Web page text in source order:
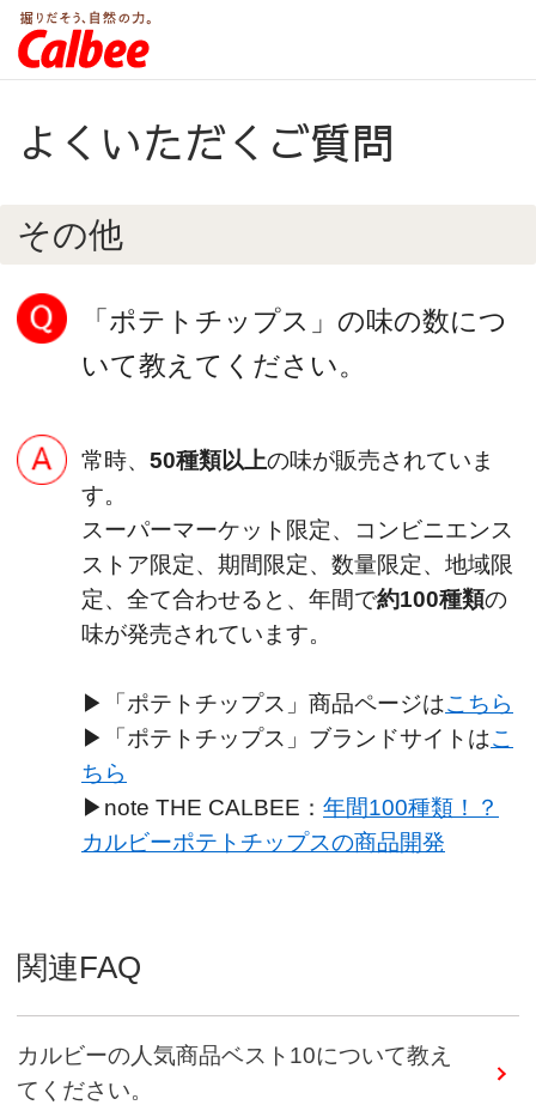
よくいただくご質問
その他
「ポテトチップス」の味の数につ
いて教えてください。
常時、 50種類以上の味が販売されていま
す。
スーパーマーケット限定、コンビニエンス
ストア限定、期間限定、数量限定、地域限
定、全て合わせると、年間で約100種類の
味が発売されています。
▶「ポテトチップス」商品ページはこちら
▶「ポテトチップス」ブランドサイトはこ
ちら
▶note THE CALBEE： 年間100種類！？
カルビーポテトチップスの商品開発
関連FAQ
カルビーの人気商品ベスト10について教え
てください。